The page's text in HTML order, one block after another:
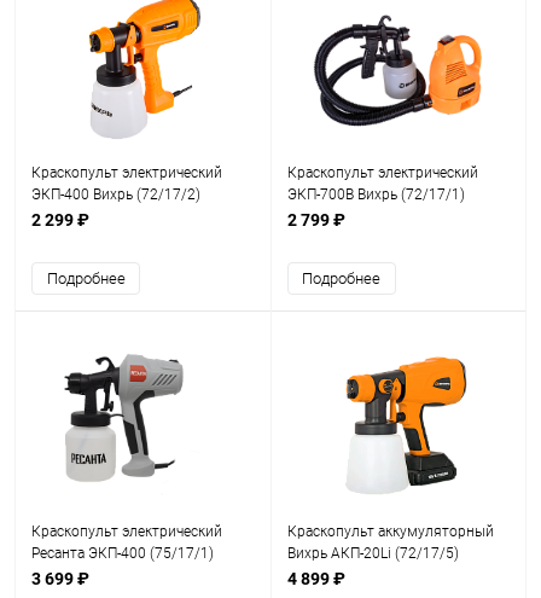
Краскопульт электрический
ЭКП-400 Вихрь (72/17/2)
2 299 ₽
Подробнее
Краскопульт электрический
ЭКП-700В Вихрь (72/17/1)
2 799 ₽
Подробнее
Краскопульт электрический
Ресанта ЭКП-400 (75/17/1)
3 699 ₽
Краскопульт аккумуляторный
Вихрь АКП-20Li (72/17/5)
4 899 ₽